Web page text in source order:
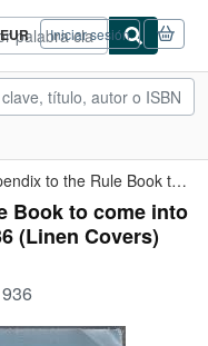
EUR
Preferencias
de
compra
del
Iniciar sesión
General Appendix to the Rule Book to come into operation on ...
Book to come into
(Linen Covers)